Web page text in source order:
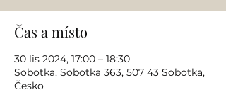
Čas a místo
30 lis 2024, 17:00 – 18:30
Sobotka, Sobotka 363, 507 43 Sobotka,
Česko